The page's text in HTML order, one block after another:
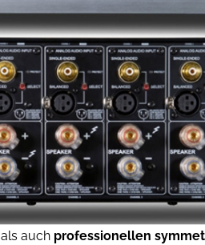
als auch professionellen